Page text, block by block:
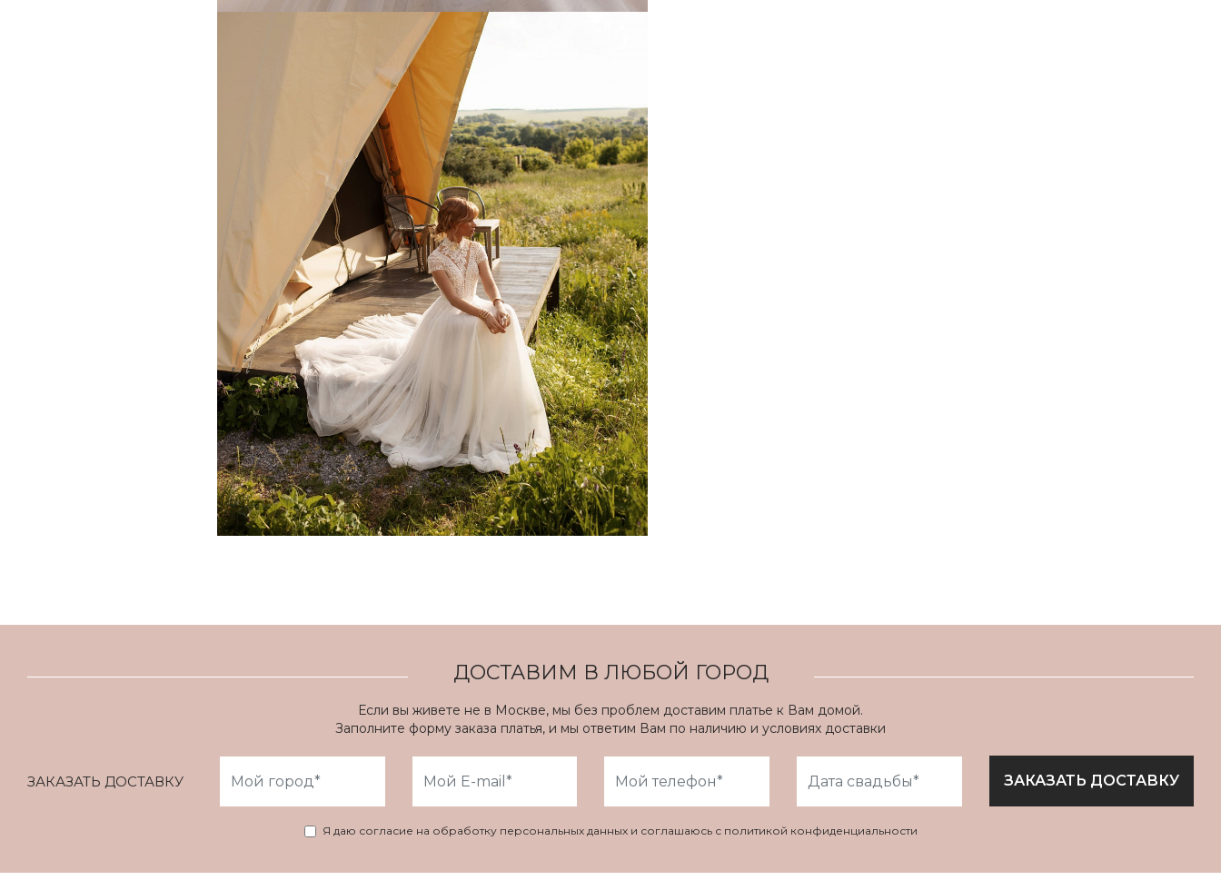
ДОСТАВИМ В ЛЮБОЙ ГОРОД
Если вы живете не в Москве, мы без проблем доставим платье к Вам домой.
Заполните форму заказа платья, и мы ответим Вам по наличию и условиях доставки
ЗАКАЗАТЬ ДОСТАВКУ ЗАКАЗАТЬ ДОСТАВКУ
Я даю согласие на обработку персональных данных и соглашаюсь с политикой конфиденциальности